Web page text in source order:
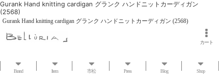
Gurank Hand knitting cardigan グランク ハンドニットカーディガン
(2568)
Gurank Hand knitting cardigan グランク ハンドニットカーディガン (2568)
カート
Brand Item 市松 Press Blog Shop